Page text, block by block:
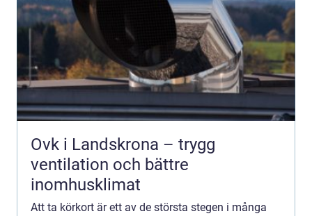
Ovk i Landskrona – trygg
ventilation och bättre
inomhusklimat
Att ta körkort är ett av de största stegen i många